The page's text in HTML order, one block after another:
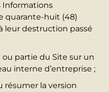
Informations
quarante-huit (48)
leur destruction passé
partie du Site sur un
interne d’entreprise ;
résumer la version